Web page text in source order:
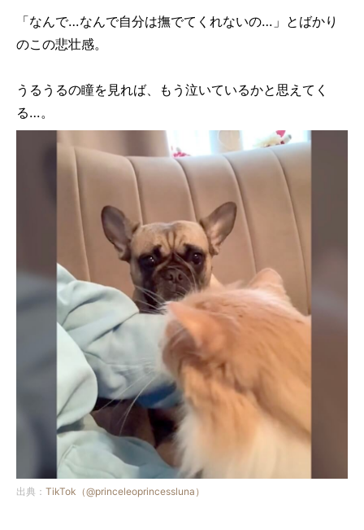
「なんで…なんで自分は撫でてくれないの…」とばかり
のこの悲壮感。
うるうるの瞳を見れば、もう泣いているかと思えてく
る…。
出典： TikTok（@princeleoprincessluna）